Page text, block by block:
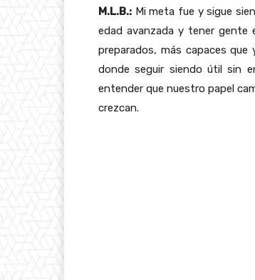
M.L.B.: Mi meta fue y sigue
edad avanzada y tener gente
preparados, más capaces
donde seguir siendo útil sin
entender que nuestro papel
crezcan.